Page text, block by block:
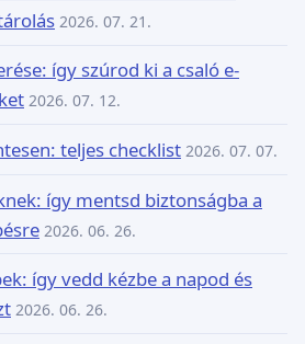
2026. 07. 21.
így szúrod ki a csaló e-
2026. 07. 12.
teljes checklist 2026. 07. 07.
így mentsd biztonságba a
2026. 06. 26.
így vedd kézbe a napod és
2026. 06. 26.